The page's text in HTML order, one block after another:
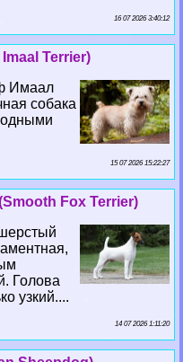
16 07 2026 3:40:12
Terrier)
Имаал
собака
15 07 2026 15:22:27
Fox Terrier)
Голова
узкий....
14 07 2026 1:11:20